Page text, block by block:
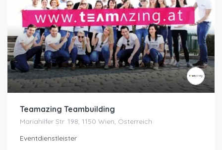
Teamazing Teambuilding
Mariahilfer Str. 198, 1150 Wien, Österreich
Eventdienstleister